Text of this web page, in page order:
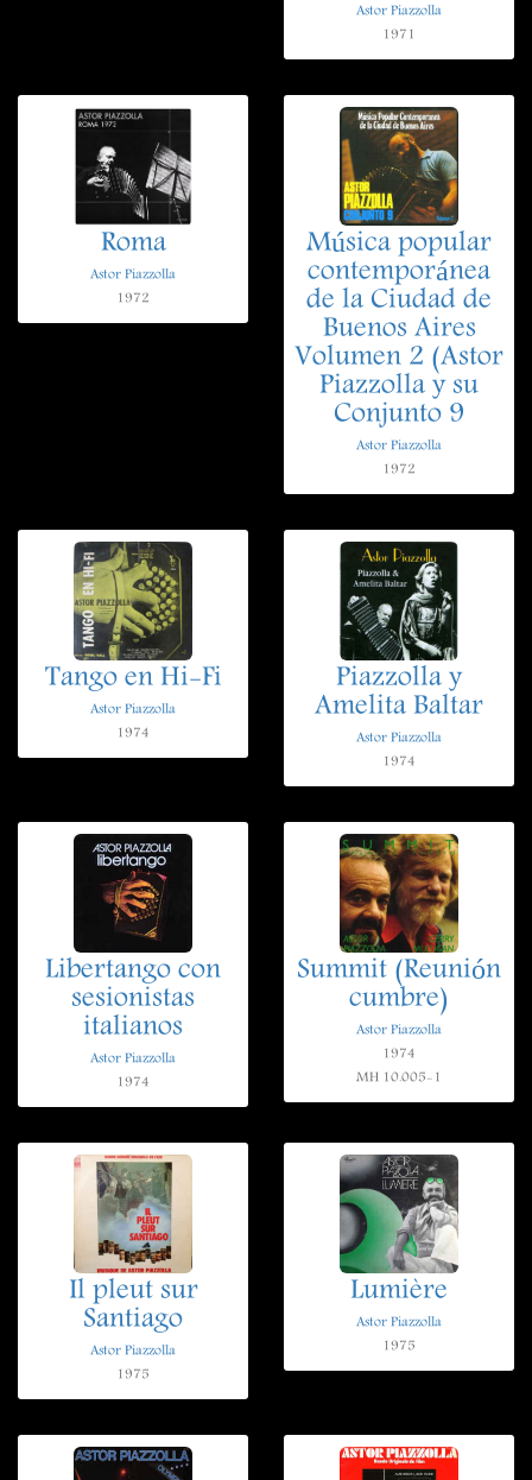
Astor Piazzolla
1971
Roma
Astor Piazzolla
1972
Música popular
contemporánea
de la Ciudad de
Buenos Aires
Volumen 2 (Astor
Piazzolla y su
Conjunto 9
Astor Piazzolla
1972
Tango en Hi-Fi
Astor Piazzolla
1974
Piazzolla y
Amelita Baltar
Astor Piazzolla
1974
Libertango con
sesionistas
italianos
Astor Piazzolla
1974
Summit (Reunión
cumbre)
Astor Piazzolla
1974
MH 10.005-1
Il pleut sur
Santiago
Astor Piazzolla
1975
Lumière
Astor Piazzolla
1975